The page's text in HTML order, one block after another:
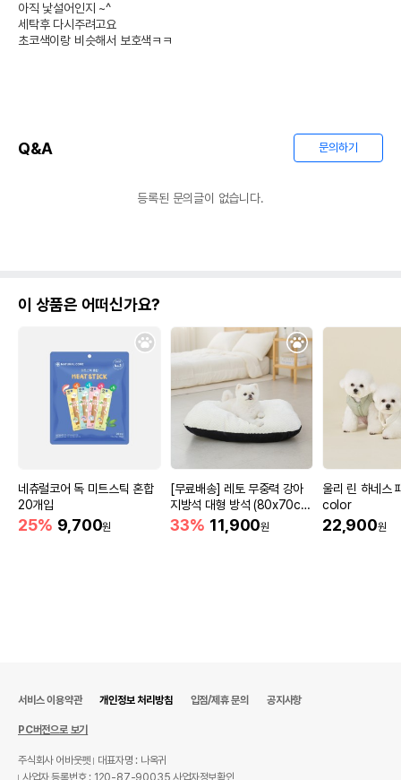
아직 낯설어인지 ~^
세탁후 다시주려고요
초코색이랑 비슷해서 보호색ㅋㅋ
Q&A 문의하기
등록된 문의글이 없습니다.
이 상품은 어떠신가요?
네츄럴코어 독 미트스틱 혼합
20개입
25% 9,700원
[무료배송] 레토 무중력 강아
지방석 대형 방석 (80x70c
m)
33% 11,900원
울리 린 하네스
color
22,900원
서비스 이용약관 개인정보 처리방침 입점/제휴 문의 공지사항
PC버전으로 보기
주식회사 어바웃펫
대표자명 : 나옥귀
사업자 등록번호 : 120-87-90035사업자정보확인